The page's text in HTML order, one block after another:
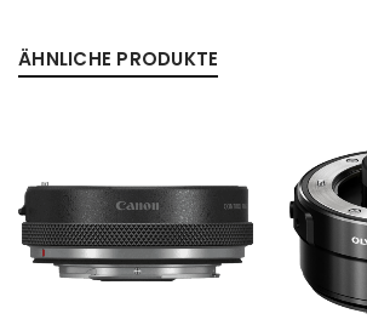
ÄHNLICHE PRODUKTE